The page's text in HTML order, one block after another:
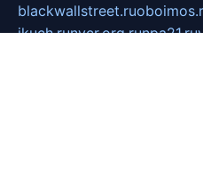
blackwallstreet.ru
ikuch.runycr.org.runpa21.ru